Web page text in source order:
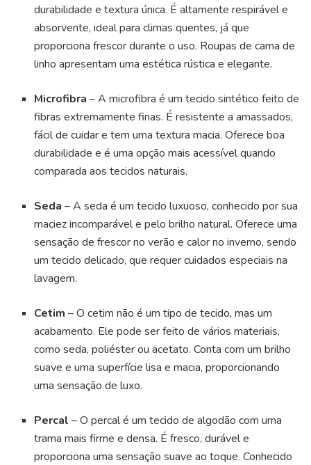
durabilidade e textura única. É altamente respirável e
absorvente, ideal para climas quentes, já que
proporciona frescor durante o uso. Roupas de cama de
linho apresentam uma estética rústica e elegante.
Microfibra – A microfibra é um tecido sintético feito de
fibras extremamente finas. É resistente a amassados,
fácil de cuidar e tem uma textura macia. Oferece boa
durabilidade e é uma opção mais acessível quando
comparada aos tecidos naturais.
Seda – A seda é um tecido luxuoso, conhecido por sua
maciez incomparável e pelo brilho natural. Oferece uma
sensação de frescor no verão e calor no inverno, sendo
um tecido delicado, que requer cuidados especiais na
lavagem.
Cetim – O cetim não é um tipo de tecido, mas um
acabamento. Ele pode ser feito de vários materiais,
como seda, poliéster ou acetato. Conta com um brilho
suave e uma superfície lisa e macia, proporcionando
uma sensação de luxo.
Percal – O percal é um tecido de algodão com uma
trama mais firme e densa. É fresco, durável e
proporciona uma sensação suave ao toque. Conhecido